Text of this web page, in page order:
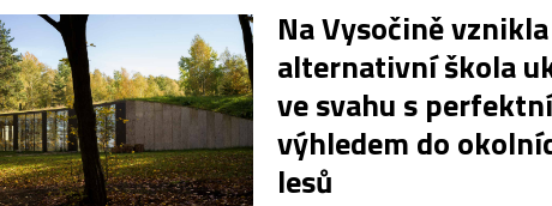
Na Vysočině vznikla
alternativní škola
ve svahu s
výhledem do
lesů